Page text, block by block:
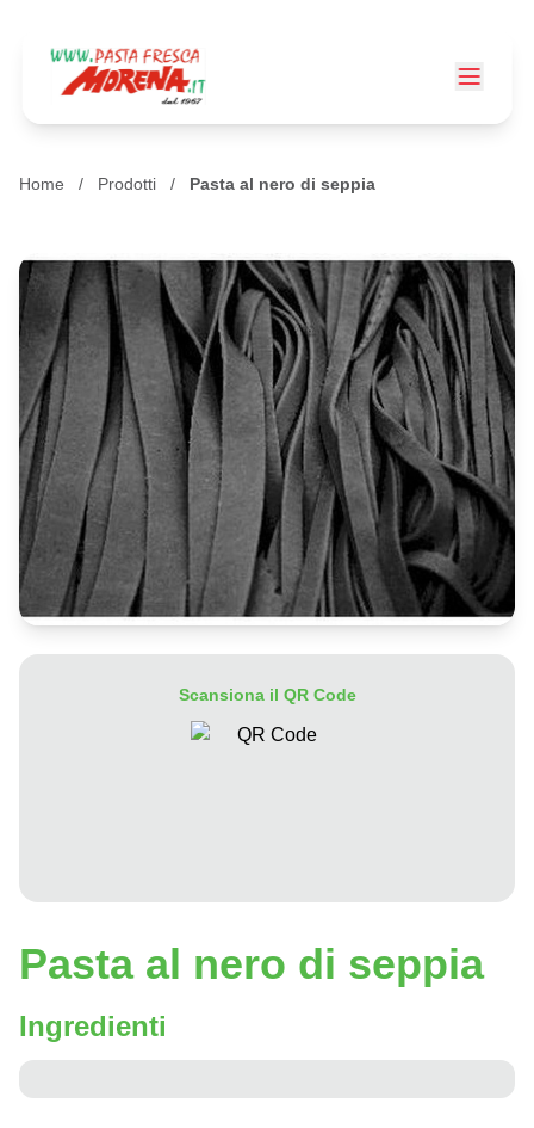
Home / Prodotti / Pasta al nero di seppia
Scansiona il QR Code
Pasta al nero di seppia
Ingredienti